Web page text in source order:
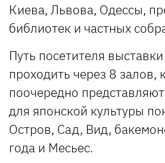
Киева, Львова, Одессы,
библиотек и частных
Путь посетителя
проходить через 8 залов,
поочередно
для японской культуры
Остров, Сад, Вид,
года и Месьес.